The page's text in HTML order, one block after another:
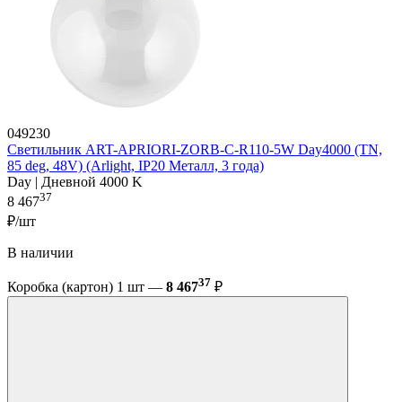
049230
Светильник ART-APRIORI-ZORB-С-R110-5W Day4000 (TN,
85 deg, 48V) (Arlight, IP20 Металл, 3 года)
Day | Дневной 4000 K
8 46737
₽/шт
В наличии
Коробка (картон) 1 шт — 8 46737 ₽